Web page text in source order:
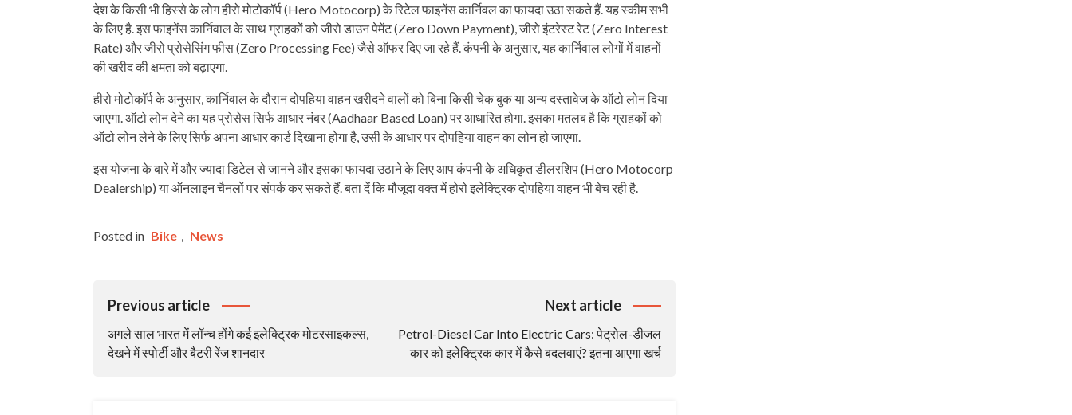
देश के किसी भी हिस्से के लोग हीरो मोटोकॉर्प (Hero Motocorp) के रिटेल फाइनेंस कार्निवल का फायदा उठा सकते हैं. यह स्कीम सभी
के लिए है. इस फाइनेंस कार्निवाल के साथ ग्राहकों को जीरो डाउन पेमेंट (Zero Down Payment), जीरो इंटरेस्ट रेट (Zero Interest
Rate) और जीरो प्रोसेसिंग फीस (Zero Processing Fee) जैसे ऑफर दिए जा रहे हैं. कंपनी के अनुसार, यह कार्निवाल लोगों में वाहनों
की खरीद की क्षमता को बढ़ाएगा.
हीरो मोटोकॉर्प के अनुसार, कार्निवाल के दौरान दोपहिया वाहन खरीदने वालों को बिना किसी चेक बुक या अन्य दस्तावेज के ऑटो लोन दिया
जाएगा. ऑटो लोन देने का यह प्रोसेस सिर्फ आधार नंबर (Aadhaar Based Loan) पर आधारित होगा. इसका मतलब है कि ग्राहकों को
ऑटो लोन लेने के लिए सिर्फ अपना आधार कार्ड दिखाना होगा है, उसी के आधार पर दोपहिया वाहन का लोन हो जाएगा.
इस योजना के बारे में और ज्यादा डिटेल से जानने और इसका फायदा उठाने के लिए आप कंपनी के अधिकृत डीलरशिप (Hero Motocorp
Dealership) या ऑनलाइन चैनलों पर संपर्क कर सकते हैं. बता दें कि मौजूदा वक्त में होरो इलेक्ट्रिक दोपहिया वाहन भी बेच रही है.
Posted in Bike News
Post
Navigation
Previous article
अगले साल भारत में लॉन्च होंगे कई इलेक्ट्रिक मोटरसाइकल्स,
देखने में स्पोर्टी और बैटरी रेंज शानदार
Next article
Petrol-Diesel Car Into Electric Cars: पेट्रोल-डीजल
कार को इलेक्ट्रिक कार में कैसे बदलवाएं? इतना आएगा खर्च